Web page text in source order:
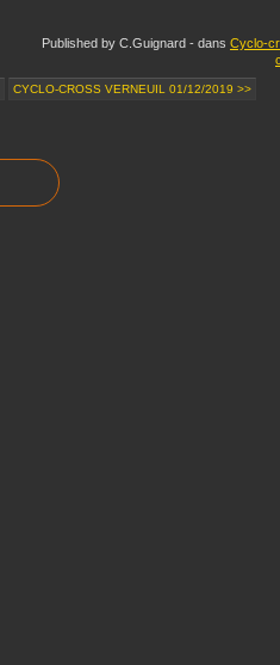
Published by C.Guignard - dans Cyclo-
CYCLO-CROSS VERNEUIL 01/12/2019 >>